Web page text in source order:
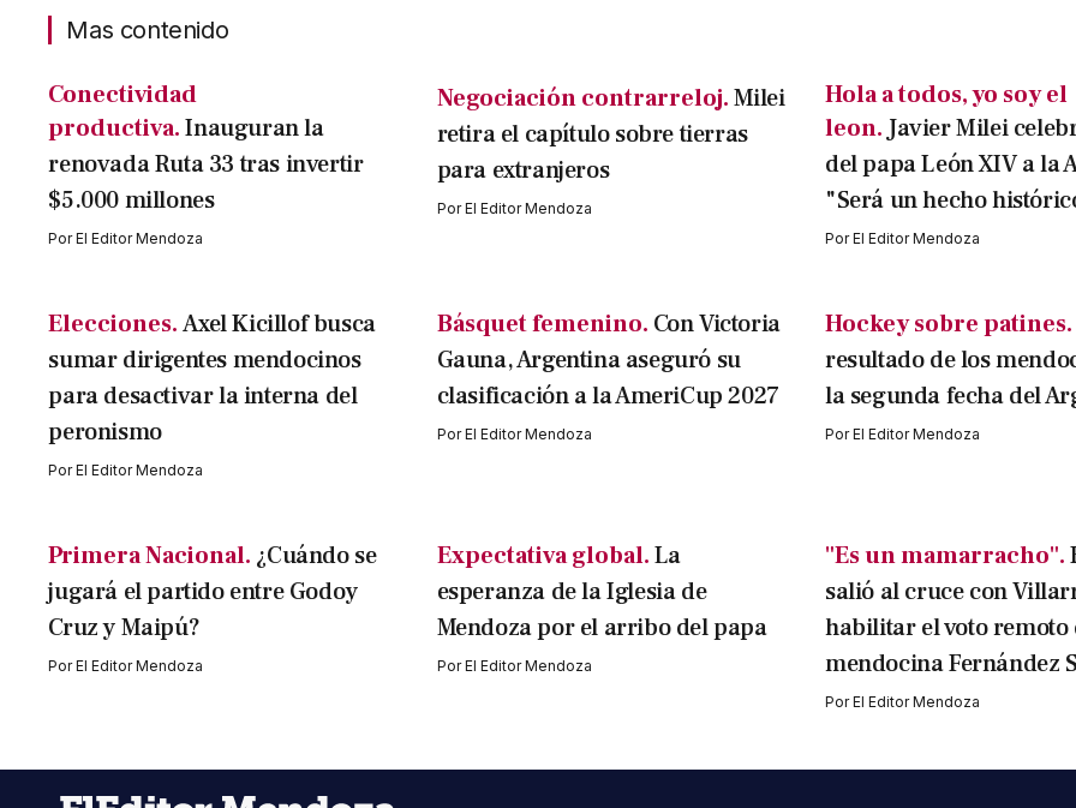
Mas contenido
Conectividad
productiva. Inauguran la
renovada Ruta 33 tras invertir
$5.000 millones
PorEl Editor Mendoza
Negociación contrarreloj.Milei
retira el capítulo sobre tierras
para extranjeros
PorEl Editor Mendoza
Hola a todos, yo soy el
leon. Javier Milei
del papa León XIV a la
"Será un hecho
PorEl Editor Mendoza
Elecciones. Axel Kicillof busca
sumar dirigentes mendocinos
para desactivar la interna del
peronismo
PorEl Editor Mendoza
Básquet femenino. Con Victoria
Gauna, Argentina aseguró su
clasificación a la AmeriCup 2027
PorEl Editor Mendoza
Hockey sobre patines.
resultado de los
la segunda fecha del
PorEl Editor Mendoza
Primera Nacional. ¿Cuándo se
jugará el partido entre Godoy
Cruz y Maipú?
PorEl Editor Mendoza
Expectativa global.La
esperanza de la Iglesia de
Mendoza por el arribo del papa
PorEl Editor Mendoza
"Es un mamarracho".
salió al cruce con
habilitar el voto remoto
mendocina Fernández
PorEl Editor Mendoza